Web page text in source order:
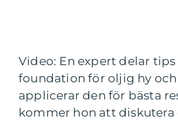
Video: En expert delar
foundation för oljig hy
applicerar den för bästa
kommer hon att diskutera